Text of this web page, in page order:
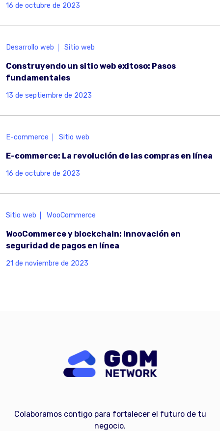
16 de octubre de 2023
Desarrollo web Sitio web
Construyendo un sitio web exitoso: Pasos
fundamentales
13 de septiembre de 2023
E-commerce Sitio web
E-commerce: La revolución de las compras en línea
16 de octubre de 2023
Sitio web WooCommerce
WooCommerce y blockchain: Innovación en
seguridad de pagos en línea
21 de noviembre de 2023
Colaboramos contigo para fortalecer el futuro de tu
negocio.